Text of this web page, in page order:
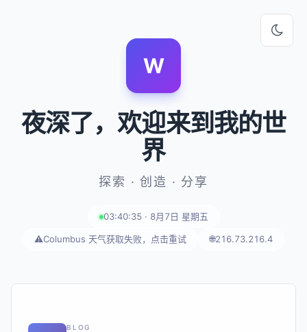
W
夜深了，欢迎来到我的世
界
探索 · 创造 · 分享
03:40:35 · 8月7日 星期五
⚠️Columbus 天气获取失败，点击重试 🌐216.73.216.4
BLOG